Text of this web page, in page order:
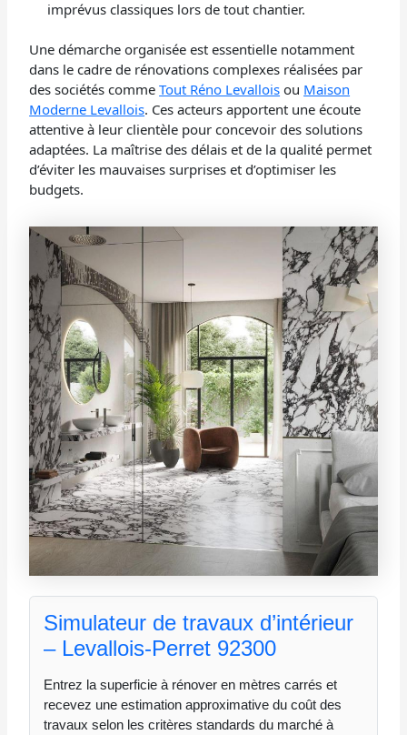
imprévus classiques lors de tout chantier.
Une démarche organisée est essentielle notamment
dans le cadre de rénovations complexes réalisées par
des sociétés commeTout Réno Levallois ou Maison
Moderne Levallois. Ces acteurs apportent une écoute
attentive à leur clientèle pour concevoir des solutions
adaptées. La maîtrise des délais et de la qualité permet
d’éviter les mauvaises surprises et d’optimiser les
budgets.
Simulateur de travaux d’intérieur
– Levallois-Perret 92300
Entrez la superficie à rénover en mètres carrés et
recevez une estimation approximative du coût des
travaux selon les critères standards du marché à